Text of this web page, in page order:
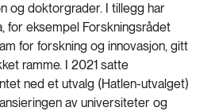
og doktorgrader. I tillegg har
for eksempel Forskningsrådet
for forskning og innovasjon, gitt
ramme. I 2021 satte
ned et utvalg (Hatlen-utvalget)
av universiteter og